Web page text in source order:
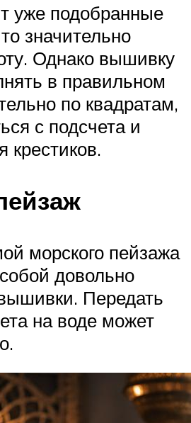
уже подобранные
значительно
Однако вышивку
в правильном
по квадратам,
с подсчета и
крестиков.
морского пейзажа
довольно
Передать
на воде может